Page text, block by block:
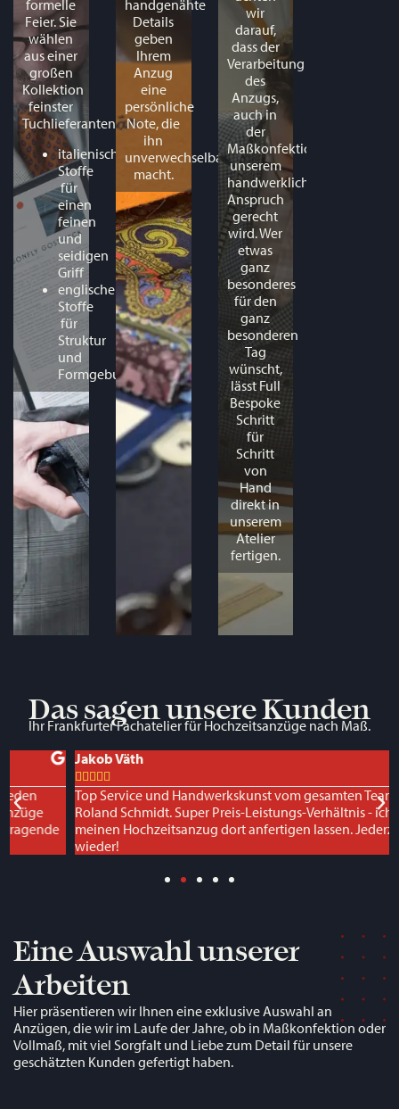
formelle
Feier. Sie
wählen
aus einer
großen
Kollektion
feinster
Tuchlieferanten:
italienische
Stoffe
für
einen
feinen
und
seidigen
Griff
englische
Stoffe
für
Struktur
und
Formgebung
handgenähte
Details
geben
Ihrem
Anzug
eine
persönliche
Note, die
ihn
unverwechselbar
macht.
wir
darauf,
dass der
Verarbeitung
des
Anzugs,
auch in
der
Maßkonfektion,
unserem
handwerklichen
Anspruch
gerecht
wird. Wer
etwas
ganz
besonderes
für den
ganz
besonderen
Tag
wünscht,
lässt Full
Bespoke
Schritt
für
Schritt
von
Hand
direkt in
unserem
Atelier
fertigen.
Das sagen unsere Kunden
Ihr Frankfurter Fachatelier für Hochzeitsanzüge nach Maß.
Jakob Väth
Top Service und Handwerkskunst vom gesamten Team rund um
Roland Schmidt. Super Preis-Leistungs-Verhältnis - ich hatte
meinen Hochzeitsanzug dort anfertigen lassen. Jederzeit
Eine Auswahl unserer
Arbeiten
Hier präsentieren wir Ihnen eine exklusive Auswahl an
Anzügen, die wir im Laufe der Jahre, ob in Maßkonfektion oder
Vollmaß, mit viel Sorgfalt und Liebe zum Detail für unsere
geschätzten Kunden gefertigt haben.